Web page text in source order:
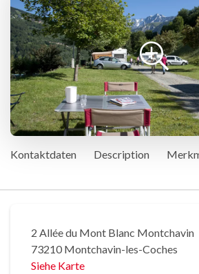
Kontaktdaten Description
2 Allée du Mont Blanc Montchavin
73210 Montchavin-les-Coches
Siehe Karte